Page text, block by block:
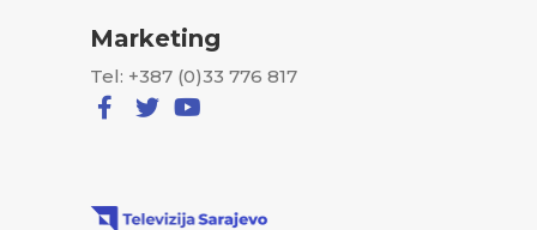
Marketing
Tel: +387 (0)33 776 817